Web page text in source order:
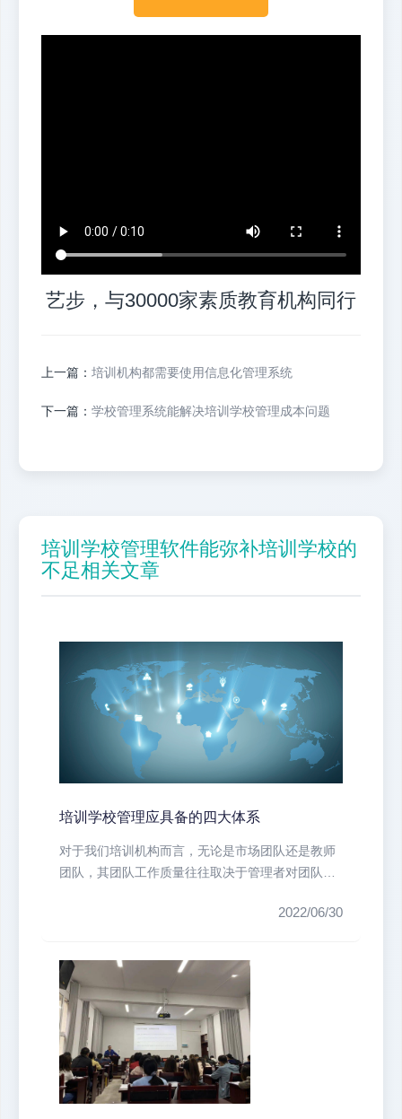
艺步，与30000家素质教育机构同行
上一篇： 培训机构都需要使用信息化管理系统
下一篇： 学校管理系统能解决培训学校管理成本问题
培训学校管理软件能弥补培训学校的
不足相关文章
培训学校管理应具备的四大体系
​对于我们培训机构而言，无论是市场团队还是教师
团队，其团队工作质量往往取决于管理者对团队的
2022/06/30